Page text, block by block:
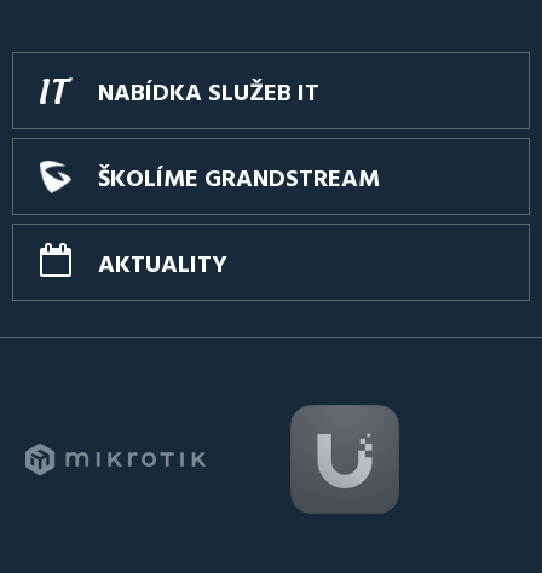
NABÍDKA SLUŽEB IT
ŠKOLÍME GRANDSTREAM
AKTUALITY